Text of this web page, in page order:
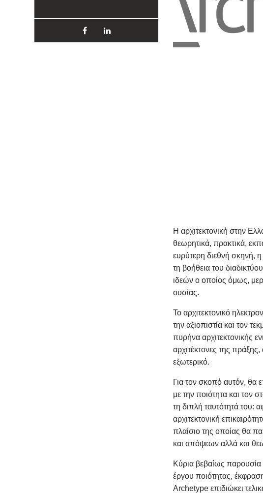
Η αρχιτεκτονική στην
θεωρητικά, πρακτικά,
ευρύτερη διεθνή σκηνή, η
τη βοήθεια του
ιδεών ο οποίος όμως,
ουσίας.
Το αρχιτεκτονικό
την αξιοπιστία και τον
πυρήνα αρχιτεκτονικής
αρχιτέκτονες της
εξωτερικό.
Για τον σκοπό αυτόν, θα
με την ποιότητα και τον
τη διπλή ταυτότητά του:
αρχιτεκτονική
πλαίσιο της οποίας θα
και απόψεων αλλά και
Κύρια βεβαίως παρουσία
έργου ποιότητας,
Archetype επιδιώκει